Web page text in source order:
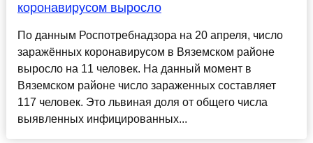
коронавирусом выросло
По данным Роспотребнадзора на 20 апреля, число
заражённых коронавирусом в Вяземском районе
выросло на 11 человек. На данный момент в
Вяземском районе число зараженных составляет
117 человек. Это львиная доля от общего числа
выявленных инфицированных...